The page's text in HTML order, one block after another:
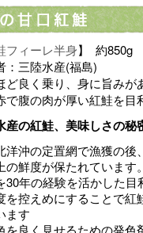
フィーレ半身】 約850g
：三陸水産(福島)
ど良く乗り、身に旨み
で腹の肉が厚い紅鮭を目
産の紅鮭、美味しさの秘
洋沖の定置網で漁獲の後
上の鮮度が保たれていま
30年の経験を活かした
を控えめにすることで
ます
を良く見せるための発色